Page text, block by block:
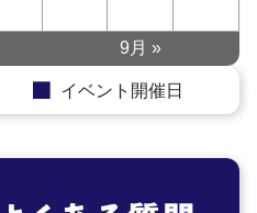
9月 »
イベント開催日